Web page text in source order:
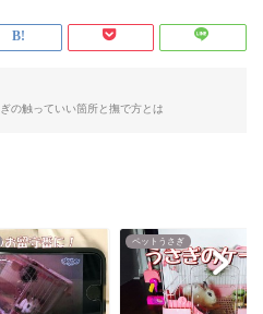
の触っていい箇所と撫で方とは
ペットうさぎ